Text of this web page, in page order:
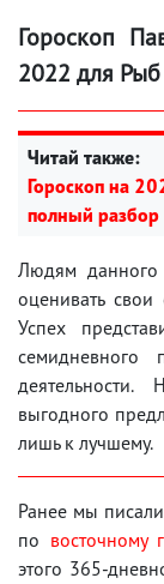
Гороскоп
2022 для Рыб
Читай также:
Гороскоп на
полный разбор
Людям данного
оценивать
Успех
выгодного
лишь к лучшему.
Ранее мы
по восточному
этого 365-